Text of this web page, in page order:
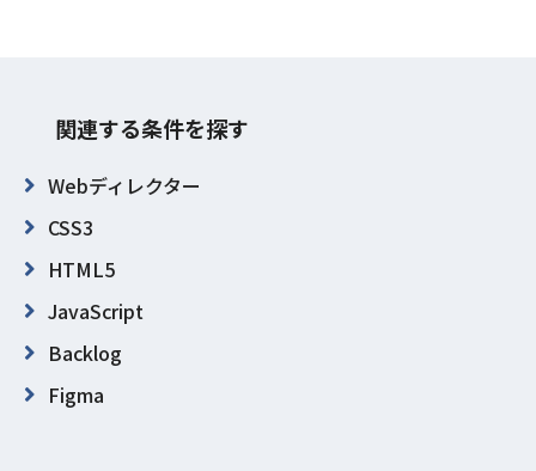
関連する条件を探す
Webディレクター
CSS3
HTML5
JavaScript
Backlog
Figma